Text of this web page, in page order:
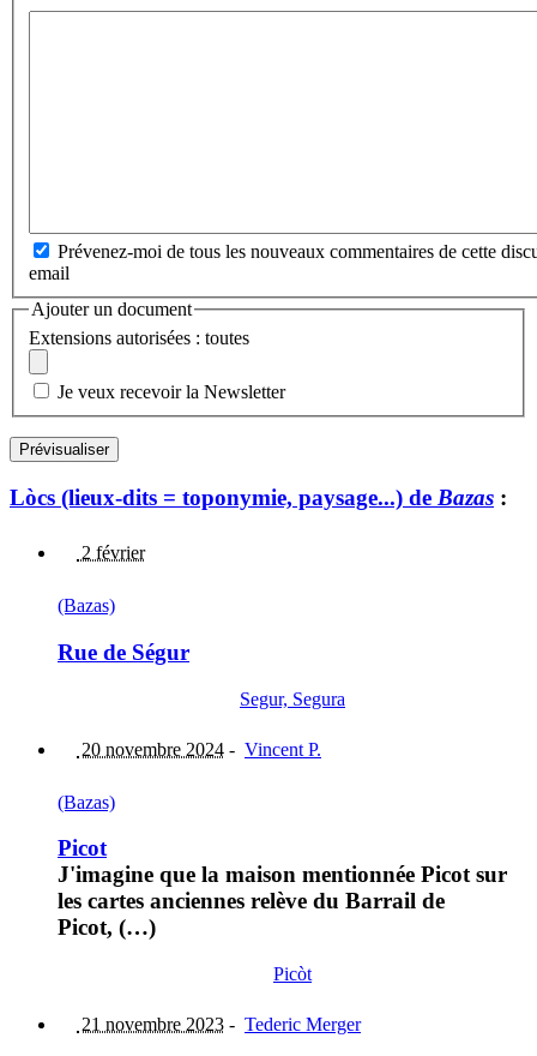
Prévenez-moi de tous les nouveaux commentaires de cette
email
Ajouter un document
Extensions autorisées : toutes
Je veux recevoir la Newsletter
Lòcs (lieux-dits = toponymie, paysage...) de Bazas :
2 février
(Bazas)
Rue de Ségur
Segur, Segura
20 novembre 2024 - Vincent P.
(Bazas)
Picot
J'imagine que la maison mentionnée Picot sur
les cartes anciennes relève du Barrail de
Picot, (…)
Picòt
21 novembre 2023 - Tederic Merger